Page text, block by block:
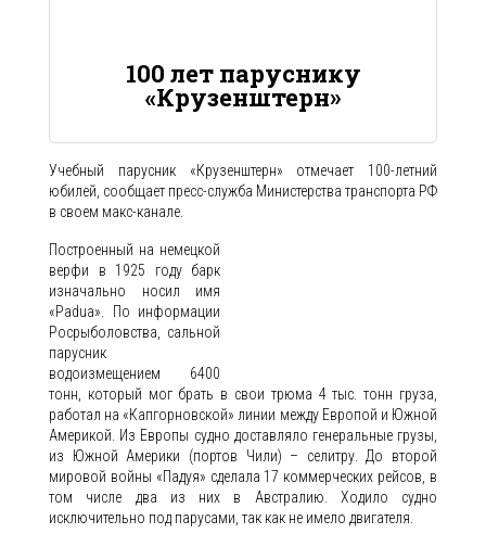
100 лет паруснику
«Крузенштерн»
Учебный парусник «Крузенштерн» отмечает 100-летний
юбилей, сообщает пресс-служба Министерства транспорта РФ
в своем макс-канале.
Построенный на немецкой
верфи в 1925 году барк
изначально носил имя
«Padua». По информации
Росрыболовства, сальной
парусник
водоизмещением 6400
тонн, который мог брать в свои трюма 4 тыс. тонн груза,
работал на «Капгорновской» линии между Европой и Южной
Америкой. Из Европы судно доставляло генеральные грузы,
из Южной Америки (портов Чили) – селитру. До второй
мировой войны «Падуя» сделала 17 коммерческих рейсов, в
том числе два из них в Австралию. Ходило судно
исключительно под парусами, так как не имело двигателя.